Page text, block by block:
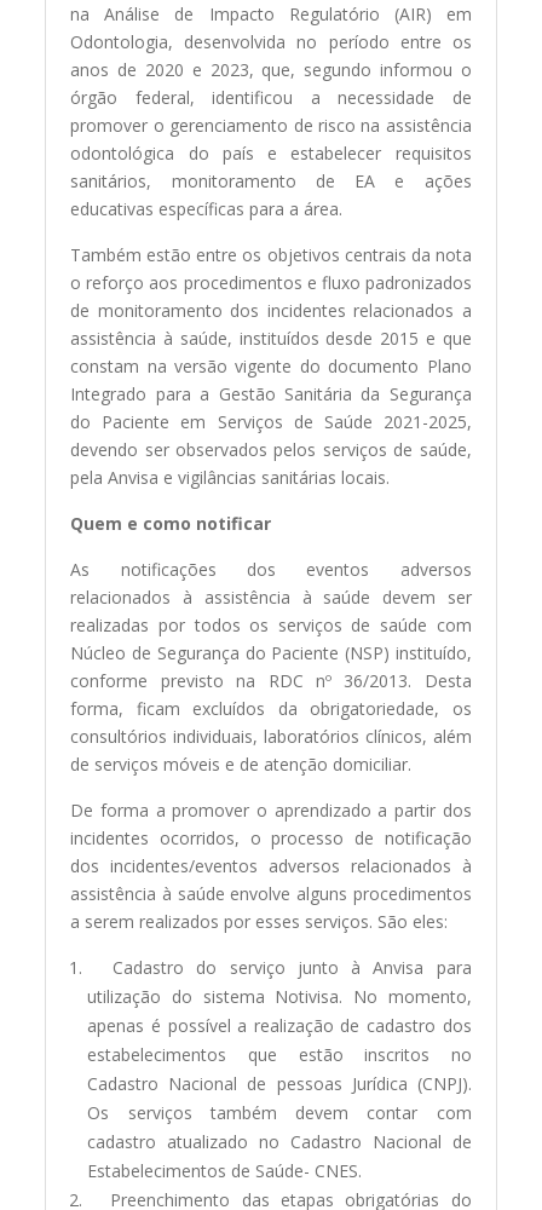
na Análise de Impacto Regulatório (AIR) em
Odontologia, desenvolvida no período entre os
anos de 2020 e 2023, que, segundo informou o
órgão federal, identificou a necessidade de
promover o gerenciamento de risco na assistência
odontológica do país e estabelecer requisitos
sanitários, monitoramento de EA e ações
educativas específicas para a área.
Também estão entre os objetivos centrais da nota
o reforço aos procedimentos e fluxo padronizados
de monitoramento dos incidentes relacionados a
assistência à saúde, instituídos desde 2015 e que
constam na versão vigente do documento Plano
Integrado para a Gestão Sanitária da Segurança
do Paciente em Serviços de Saúde 2021-2025,
devendo ser observados pelos serviços de saúde,
pela Anvisa e vigilâncias sanitárias locais.
Quem e como notificar
As notificações dos eventos adversos
relacionados à assistência à saúde devem ser
realizadas por todos os serviços de saúde com
Núcleo de Segurança do Paciente (NSP) instituído,
conforme previsto na RDC nº 36/2013. Desta
forma, ficam excluídos da obrigatoriedade, os
consultórios individuais, laboratórios clínicos, além
de serviços móveis e de atenção domiciliar.
De forma a promover o aprendizado a partir dos
incidentes ocorridos, o processo de notificação
dos incidentes/eventos adversos relacionados à
assistência à saúde envolve alguns procedimentos
a serem realizados por esses serviços. São eles:
Cadastro do serviço junto à Anvisa para
utilização do sistema Notivisa. No momento,
apenas é possível a realização de cadastro dos
estabelecimentos que estão inscritos no
Cadastro Nacional de pessoas Jurídica (CNPJ).
Os serviços também devem contar com
cadastro atualizado no Cadastro Nacional de
Estabelecimentos de Saúde- CNES.
Preenchimento das etapas obrigatórias do